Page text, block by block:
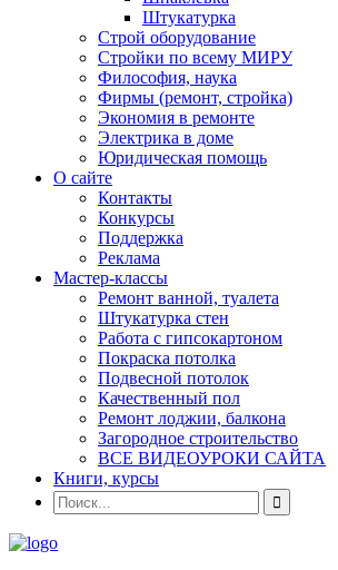
Штукатурка
Строй оборудование
Стройки по всему МИРУ
Философия, наука
Фирмы (ремонт, стройка)
Экономия в ремонте
Электрика в доме
Юридическая помощь
О сайте
Контакты
Конкурсы
Поддержка
Реклама
Мастер-классы
Ремонт ванной, туалета
Штукатурка стен
Работа с гипсокартоном
Покраска потолка
Подвесной потолок
Качественный пол
Ремонт лоджии, балкона
Загородное строительство
ВСЕ ВИДЕОУРОКИ САЙТА
Книги, курсы